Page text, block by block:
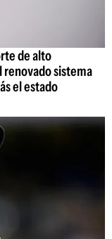
de alto
sistema
el estado